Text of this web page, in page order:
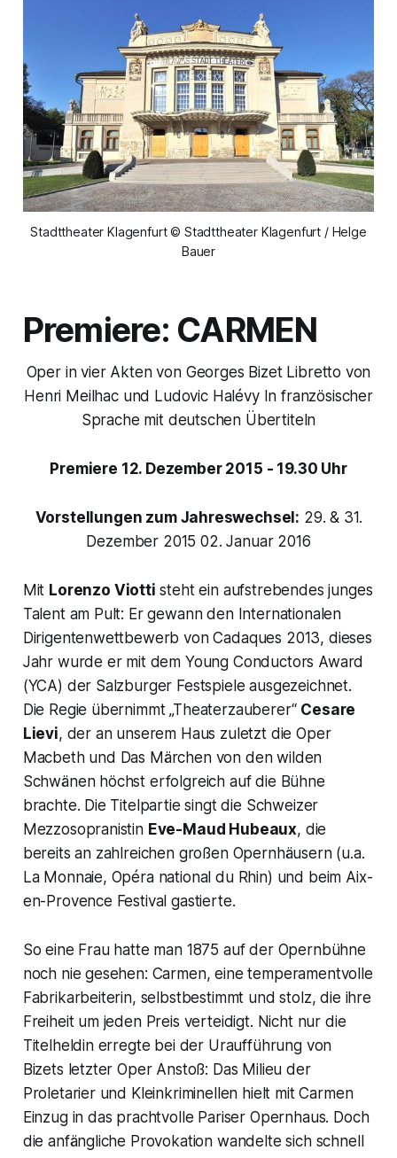
Stadttheater Klagenfurt © Stadttheater Klagenfurt / Helge
Bauer
Premiere: CARMEN
Oper in vier Akten von Georges Bizet Libretto von
Henri Meilhac und Ludovic Halévy In französischer
Sprache mit deutschen Übertiteln
Premiere 12. Dezember 2015 - 19.30 Uhr
Vorstellungen zum Jahreswechsel: 29. & 31.
Dezember 2015 02. Januar 2016
Mit Lorenzo Viotti steht ein aufstrebendes junges
Talent am Pult: Er gewann den Internationalen
Dirigentenwettbewerb von Cadaques 2013, dieses
Jahr wurde er mit dem Young Conductors Award
(YCA) der Salzburger Festspiele ausgezeichnet.
Die Regie übernimmt „Theaterzauberer“ Cesare
Lievi, der an unserem Haus zuletzt die Oper
Macbeth und Das Märchen von den wilden
Schwänen höchst erfolgreich auf die Bühne
brachte. Die Titelpartie singt die Schweizer
Mezzosopranistin Eve-Maud Hubeaux, die
bereits an zahlreichen großen Opernhäusern (u.a.
La Monnaie, Opéra national du Rhin) und beim Aix-
en-Provence Festival gastierte.
So eine Frau hatte man 1875 auf der Opernbühne
noch nie gesehen: Carmen, eine temperamentvolle
Fabrikarbeiterin, selbstbestimmt und stolz, die ihre
Freiheit um jeden Preis verteidigt. Nicht nur die
Titelheldin erregte bei der Uraufführung von
Bizets letzter Oper Anstoß: Das Milieu der
Proletarier und Kleinkriminellen hielt mit Carmen
Einzug in das prachtvolle Pariser Opernhaus. Doch
die anfängliche Provokation wandelte sich schnell